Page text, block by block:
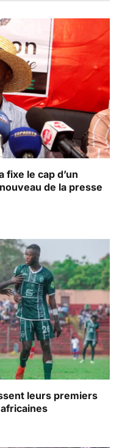
fixe le cap d’un
de la presse
leurs premiers